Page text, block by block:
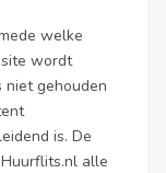
welke
wordt
niet gehouden
is. De
alle